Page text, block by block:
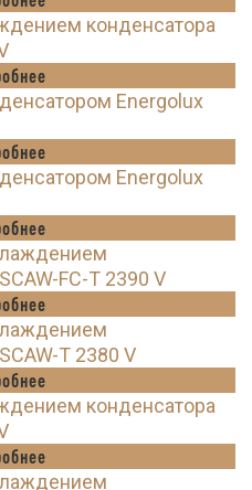
конденсатора
Energolux
Energolux
FC-T 2390 V
T 2380 V
конденсатора